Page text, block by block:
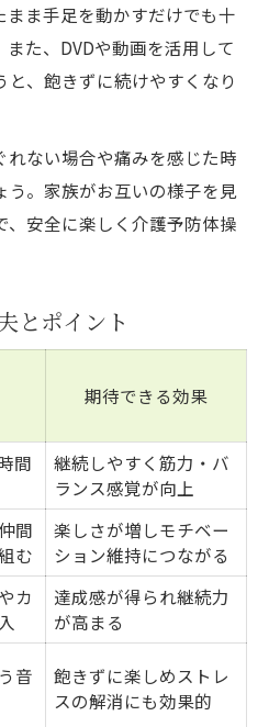
まま手足を動かすだけでも十
た、DVDや動画を活用して
、飽きずに続けやすくなり
ない場合や痛みを感じた時
う。家族がお互いの様子を見
、安全に楽しく介護予防体操
とポイント
期待できる効果
間
継続しやすく筋力・バ
ランス感覚が向上
間
む
楽しさが増しモチベー
ション維持につながる
カ
達成感が得られ継続力
が高まる
音
飽きずに楽しめストレ
スの解消にも効果的